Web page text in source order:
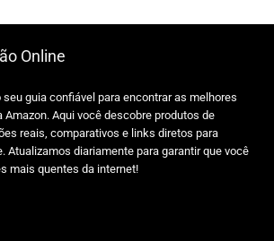
Online
seu guia confiável para encontrar as melhores
Aqui você descobre produtos de
reais, comparativos e links diretos para
Atualizamos diariamente para garantir que você
mais quentes da internet!